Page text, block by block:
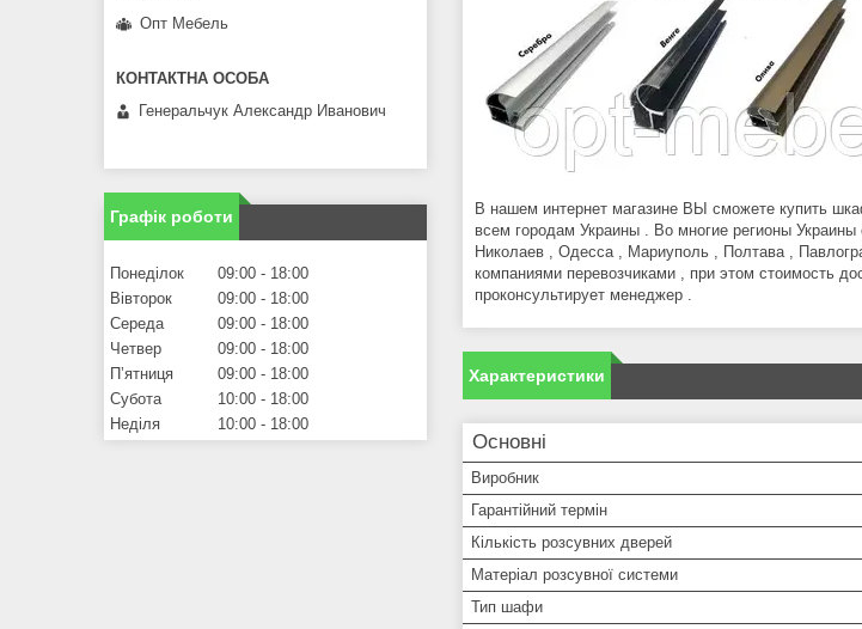
В нашем интернет магазине ВЫ сможете купить
всем городам Украины . Во многие регионы
Николаев , Одесса , Мариуполь , Полтава ,
компаниями перевозчиками , при этом стоимость
проконсультирует менеджер .
Характеристики
Основні
Виробник
Гарантійний термін
Кількість розсувних дверей
Матеріал розсувної системи
Тип шафи
Опт Мебель
Генеральчук Александр Иванович
Графік роботи
Понеділок 09:00
18:00
Вівторок
09:00
18:00
Середа
09:00
18:00
Четвер
09:00
18:00
Пʼятниця
09:00
18:00
Субота
10:00
18:00
Неділя
10:00 18:00